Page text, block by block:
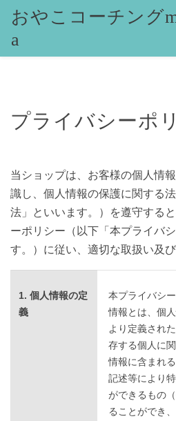
おやこコーチング
a
プライバシーポ
当ショップは、お客様の個人情
識し、個人情報の保護に関する
法」といいます。）を遵守する
ーポリシー（以下「本プライバ
す。）に従い、適切な取扱い及び
1. 個人情報の定
義
本プライバシ
情報とは、個
より定義され
存する個人に
情報に含まれ
記述等により
ができるもの
ることができ